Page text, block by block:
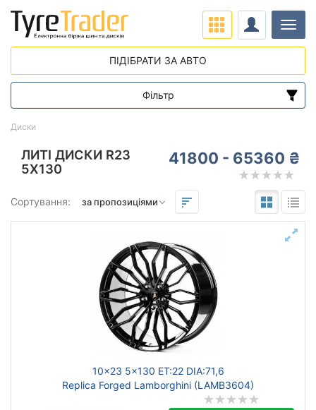
ЛИТІ ДИСКИ R23
5X130
41800 - 65360 ₴
Сортування:
10x23 5x130 ET:22 DIA:71,6
Replica Forged Lamborghini (LAMB3604)
Диски
ПІДІБРАТИ ЗА АВТО
Фільтр
від
до
до